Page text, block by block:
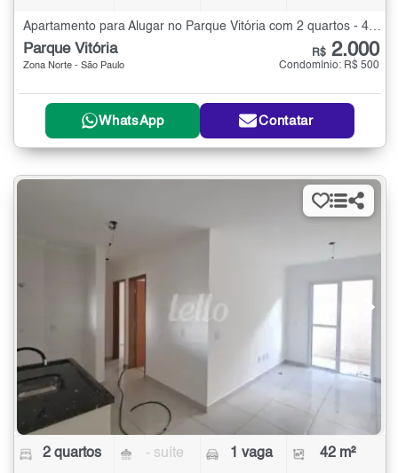
Apartamento para Alugar no Parque Vitória com 2 quartos - 42 m²
Parque Vitória
Zona Norte - São Paulo
R$ 2.000
Condomínio: R$ 500
WhatsApp Contatar
2 quartos - suíte 1 vaga 42 m²